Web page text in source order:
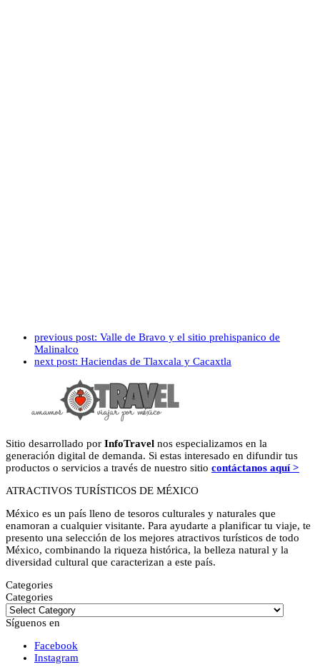
previous post: Valle de Bravo y el sitio prehispanico de
Malinalco
next post: Haciendas de Tlaxcala y Cacaxtla
Sitio desarrollado por InfoTravel nos especializamos en la
generación digital de demanda. Si estas interesado en difundir tus
productos o servicios a través de nuestro sitio contáctanos aquí >
ATRACTIVOS TURÍSTICOS DE MÉXICO
México es un país lleno de tesoros culturales y naturales que
enamoran a cualquier visitante. Para ayudarte a planificar tu viaje, te
presento una selección de los mejores atractivos turísticos de todo
México, combinando la riqueza histórica, la belleza natural y la
diversidad cultural que caracterizan a este país.
Categories
Categories
Síguenos en
Facebook
Instagram